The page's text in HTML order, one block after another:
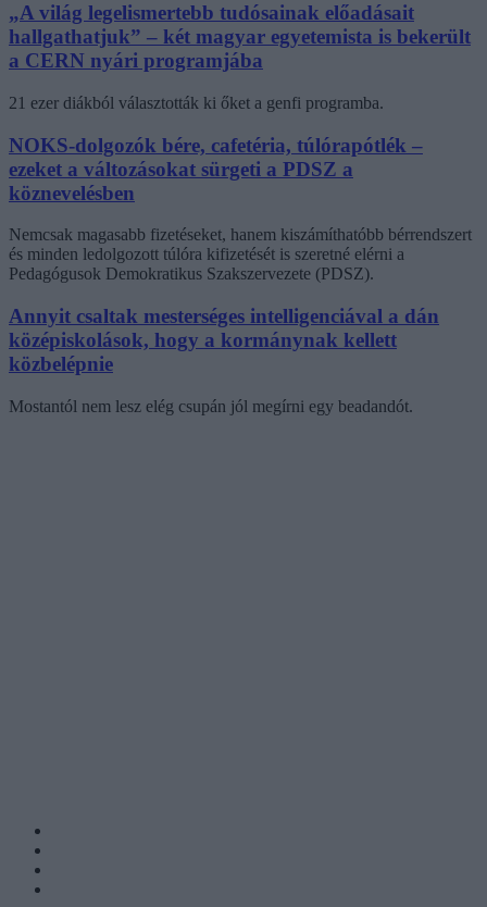
„A világ legelismertebb tudósainak előadásait
hallgathatjuk” – két magyar egyetemista is bekerült
a CERN nyári programjába
21 ezer diákból választották ki őket a genfi programba.
NOKS-dolgozók bére, cafetéria, túlórapótlék –
ezeket a változásokat sürgeti a PDSZ a
köznevelésben
Nemcsak magasabb fizetéseket, hanem kiszámíthatóbb bérrendszert
és minden ledolgozott túlóra kifizetését is szeretné elérni a
Pedagógusok Demokratikus Szakszervezete (PDSZ).
Annyit csaltak mesterséges intelligenciával a dán
középiskolások, hogy a kormánynak kellett
közbelépnie
Mostantól nem lesz elég csupán jól megírni egy beadandót.